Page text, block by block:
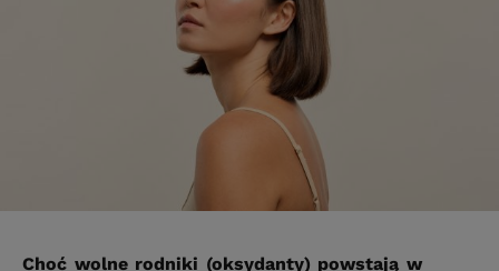
Choć wolne rodniki (oksydanty) powstają w